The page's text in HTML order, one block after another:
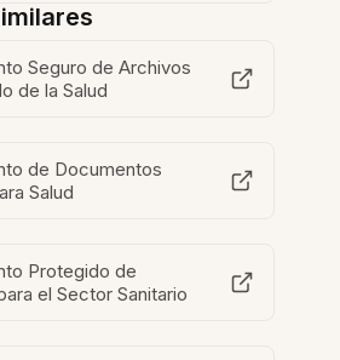
Seguro de Archivos
de la Salud
de Documentos
Salud
Protegido de
el Sector Sanitario